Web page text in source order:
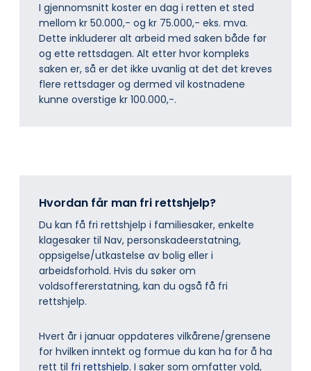
I gjennomsnitt koster en dag i retten et sted
mellom kr 50.000,- og kr 75.000,- eks. mva.
Dette inkluderer alt arbeid med saken både før
og ette rettsdagen. Alt etter hvor kompleks
saken er, så er det ikke uvanlig at det det kreves
flere rettsdager og dermed vil kostnadene
kunne overstige kr 100.000,-.
Hvordan får man fri rettshjelp?
Du kan få fri rettshjelp i familiesaker, enkelte
klagesaker til Nav, personskadeerstatning,
oppsigelse/utkastelse av bolig eller i
arbeidsforhold. Hvis du søker om
voldsoffererstatning, kan du også få fri
rettshjelp.
Hvert år i januar oppdateres vilkårene/grensene
for hvilken inntekt og formue du kan ha for å ha
rett til fri rettshjelp. I saker som omfatter vold,